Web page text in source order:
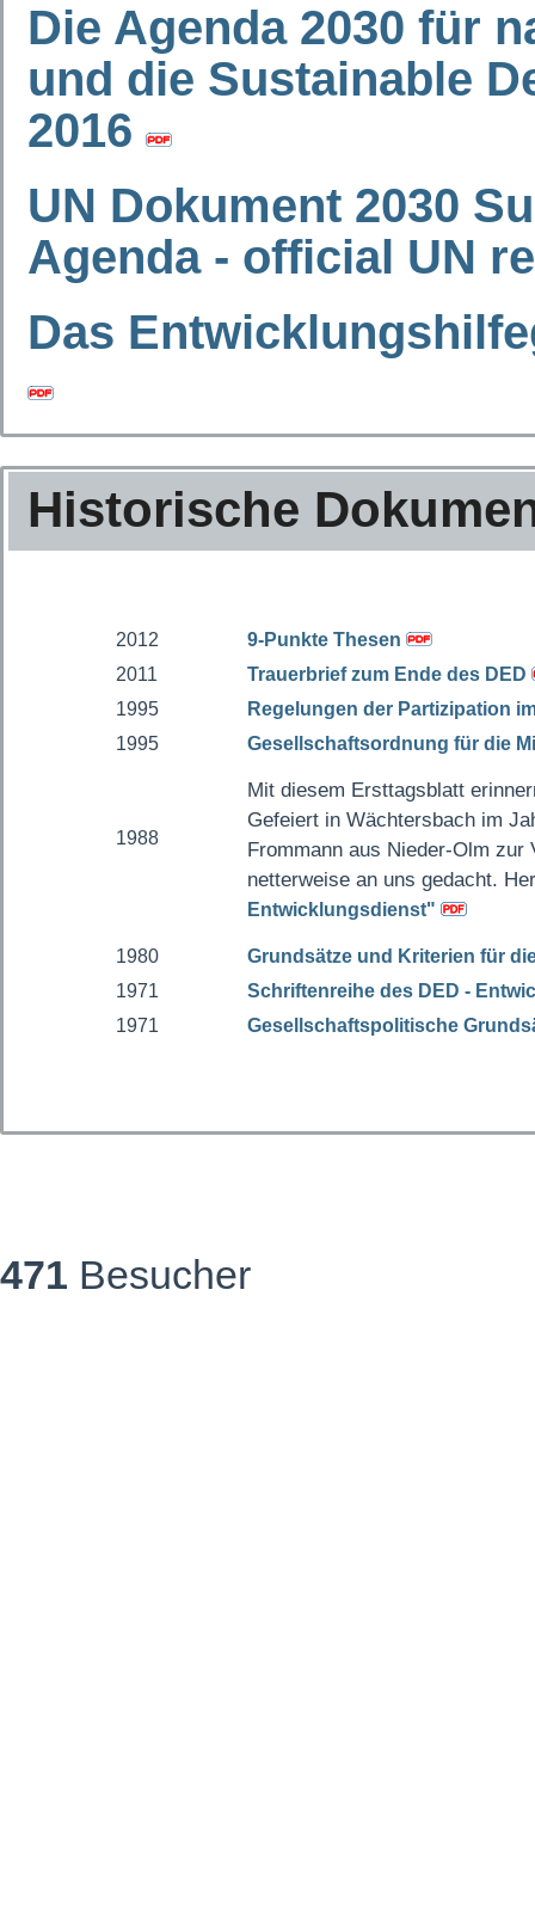
Die Agenda 2030 für
und die Sustainable
2016
UN Dokument 2030
Agenda - official UN
Das
Historische
2012
9-Punkte Thesen
2011
Trauerbrief zum Ende des DED
1995
Regelungen der Partizipation
1995
Gesellschaftsordnung für die
1988
Mit diesem Ersttagsblatt
Gefeiert in Wächtersbach im
Frommann aus Nieder-Olm
netterweise an uns gedacht.
Entwicklungsdienst"
1980
Grundsätze und Kriterien für
1971
Schriftenreihe des DED -
1971
Gesellschaftspolitische
471 Besucher